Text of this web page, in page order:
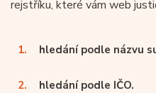
rejstříku, které vám web
hledání podle názvu
hledání podle IČO.